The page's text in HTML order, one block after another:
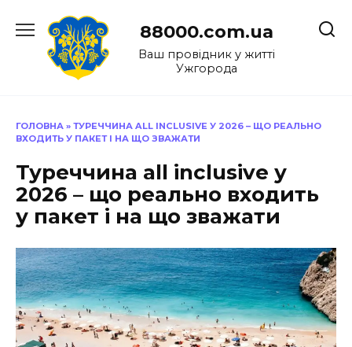
до
88000.com.ua
Ваш провідник у житті
Ужгорода
ГОЛОВНА » ТУРЕЧЧИНА ALL INCLUSIVE У 2026 – ЩО РЕАЛЬНО
ВХОДИТЬ У ПАКЕТ І НА ЩО ЗВАЖАТИ
Туреччина all inclusive у
2026 – що реально входить
у пакет і на що зважати